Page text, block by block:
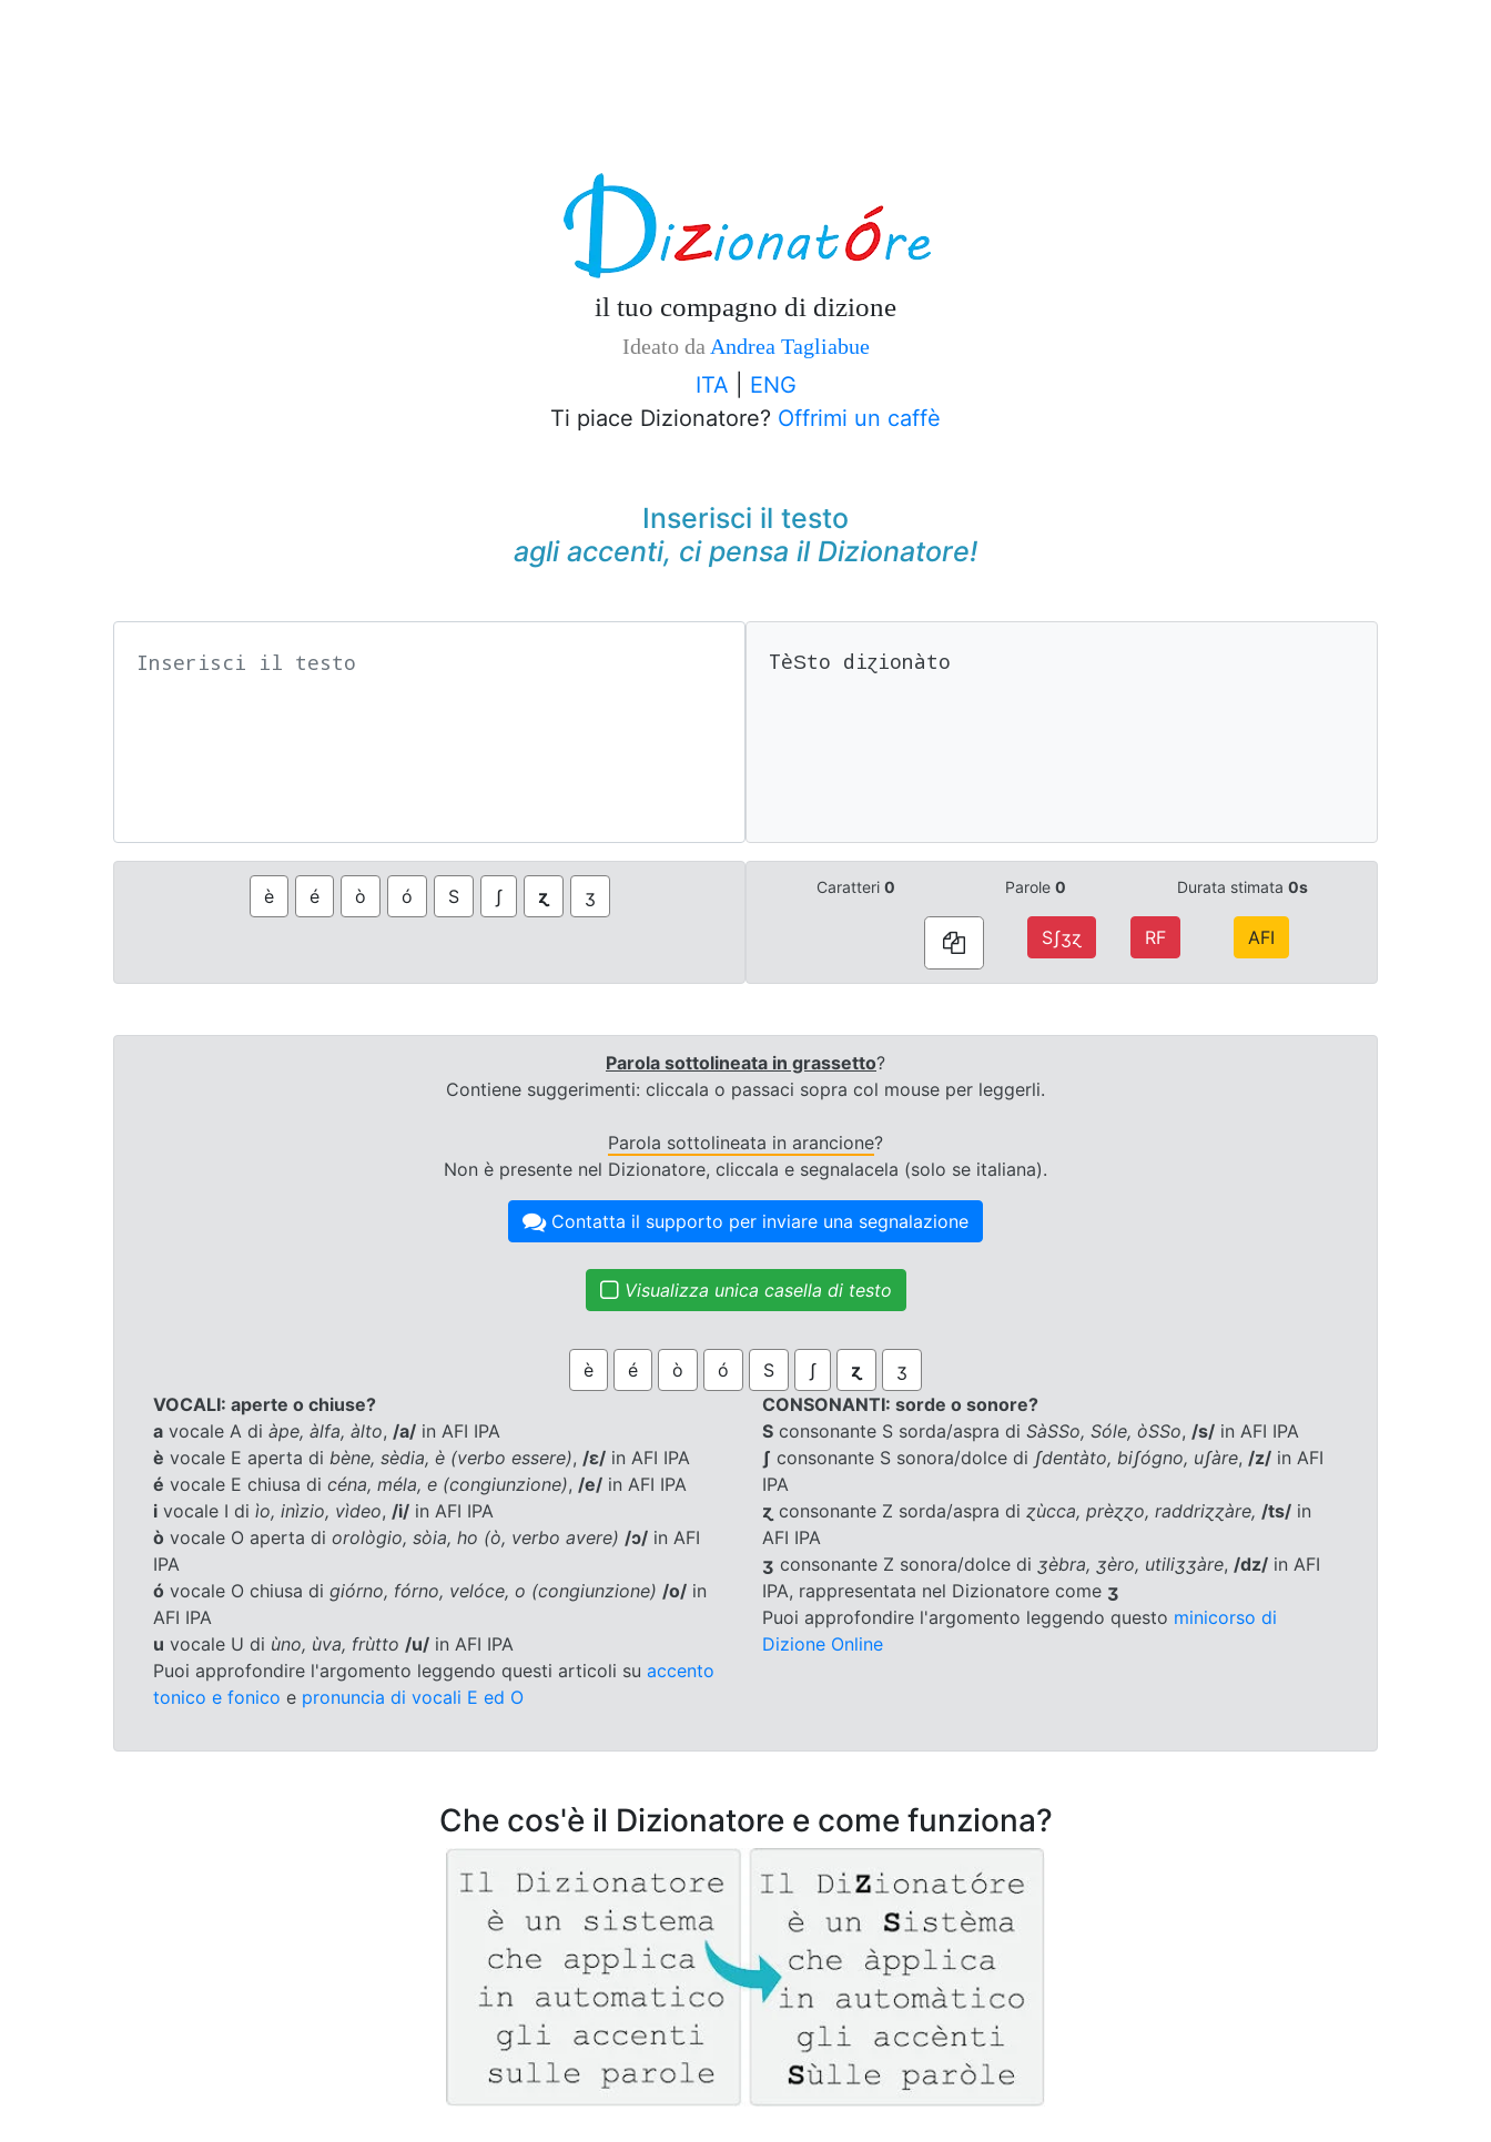
il tuo compagno di dizione
Ideato da Andrea Tagliabue
ITA
ENG
Ti piace Dizionatore? Offrimi un caffè
Inserisci il testo
agli accenti, ci pensa il Dizionatore!
TèЅto diɀionàto
è é ò ó Ѕ ʃ ɀ ʒ Caratteri 0 Parole0 Durata stimata 0s
Ѕʃʒɀ RF AFI
Parola sottolineata in grassetto?
Contiene suggerimenti: cliccala o passaci sopra col mouse per leggerli.
Parola sottolineata in arancione?
Non è presente nel Dizionatore, cliccala e segnalacela (solo se italiana).
Contatta il supporto per inviare una segnalazione
Visualizza unica casella di testo
è é ò ó Ѕ ʃ ɀ
ʒ
VOCALI: aperte o chiuse?
a vocale A di àpe, àlfa, àlto, /a/ in AFI IPA
è vocale E aperta di bène, sèdia, è (verbo essere), /ɛ/ in AFI IPA
é vocale E chiusa di céna, méla, e (congiunzione), /e/ in AFI IPA
i vocale I di ìo, inìzio, vìdeo, /i/ in AFI IPA
ò vocale O aperta di orològio, sòia, ho (ò, verbo avere) /ɔ/ in AFI
IPA
ó vocale O chiusa di giórno, fórno, velóce, o (congiunzione) /o/ in
AFI IPA
u vocale U di ùno, ùva, frùtto /u/ in AFI IPA
Puoi approfondire l'argomento leggendo questi articoli su accento
tonico e fonico e pronuncia di vocali E ed O
CONSONANTI: sorde o sonore?
Ѕ consonante S sorda/aspra di ЅàЅЅo, Ѕóle, òЅЅo, /s/ in AFI IPA
ʃ consonante S sonora/dolce di ʃdentàto, biʃógno, uʃàre, /z/ in AFI
IPA
ɀ consonante Z sorda/aspra di ɀùcca, prèɀɀo, raddriɀɀàre, /ts/ in
AFI IPA
ʒ consonante Z sonora/dolce di ʒèbra, ʒèro, utiliʒʒàre, /dz/ in AFI
IPA, rappresentata nel Dizionatore come ʒ
Puoi approfondire l'argomento leggendo questo minicorso di
Dizione Online
Che cos'è il Dizionatore e come funziona?